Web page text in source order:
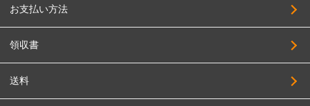
お支払い方法
領収書
送料